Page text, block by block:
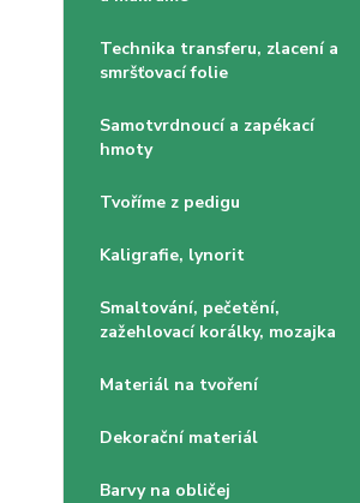
Technika transferu, zlacení a
smršťovací folie
Samotvrdnoucí a zapékací
hmoty
Tvoříme z pedigu
Kaligrafie, lynorit
Smaltování, pečetění,
zažehlovací korálky, mozajka
Materiál na tvoření
Dekorační materiál
Barvy na obličej